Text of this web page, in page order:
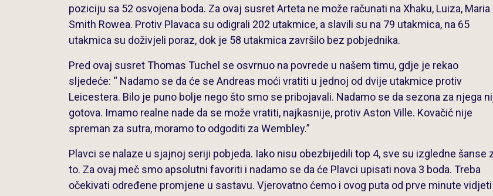
poziciju sa 52 osvojena boda. Za ovaj susret Arteta ne može računati na Xhaku, Luiza, Maria
Smith Rowea. Protiv Plavaca su odigrali 202 utakmice, a slavili su na 79 utakmica, na 65
utakmica su doživjeli poraz, dok je 58 utakmica završilo bez pobjednika.
Pred ovaj susret Thomas Tuchel se osvrnuo na povrede u našem timu, gdje je rekao
sljedeće: “ Nadamo se da će se Andreas moći vratiti u jednoj od dvije utakmice protiv
Leicestera. Bilo je puno bolje nego što smo se pribojavali. Nadamo se da sezona za njega
gotova. Imamo realne nade da se može vratiti, najkasnije, protiv Aston Ville. Kovačić nije
spreman za sutra, moramo to odgoditi za Wembley.”
Plavci se nalaze u sjajnoj seriji pobjeda. Iako nisu obezbijedili top 4, sve su izgledne šanse
to. Za ovaj meč smo apsolutni favoriti i nadamo se da će Plavci upisati nova 3 boda. Treba
očekivati određene promjene u sastavu. Vjerovatno ćemo i ovog puta od prve minute vidjeti